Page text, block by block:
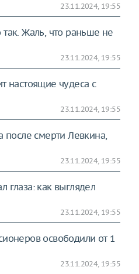
23.11.2024, 19:55
Жаль, что раньше не
23.11.2024, 19:55
настоящие чудеса с
23.11.2024, 19:55
после смерти Левкина,
23.11.2024, 19:55
глаза: как выглядел
23.11.2024, 19:55
освободили от 1
23.11.2024, 19:55